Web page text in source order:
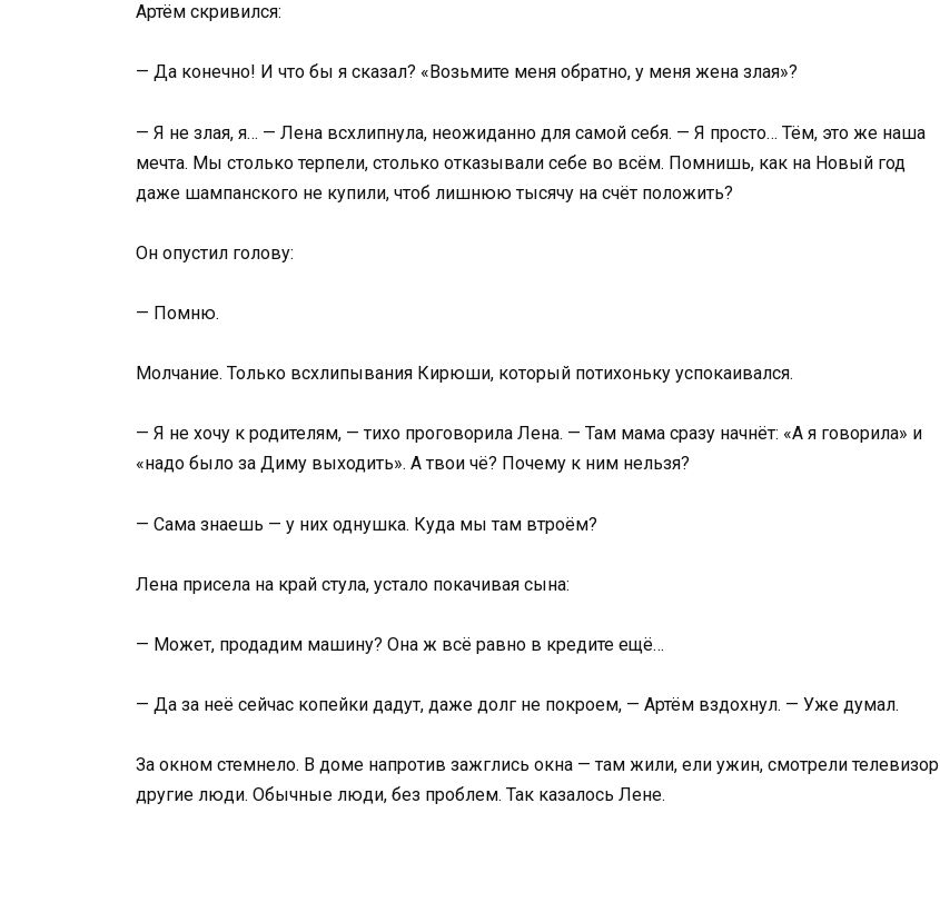
Артём скривился:
— Да конечно! И что бы я сказал? «Возьмите меня обратно, у меня жена злая»?
— Я не злая, я… — Лена всхлипнула, неожиданно для самой себя. — Я просто… Тём, это же наша
мечта. Мы столько терпели, столько отказывали себе во всём. Помнишь, как на Новый год
даже шампанского не купили, чтоб лишнюю тысячу на счёт положить?
Он опустил голову:
— Помню.
Молчание. Только всхлипывания Кирюши, который потихоньку успокаивался.
— Я не хочу к родителям, — тихо проговорила Лена. — Там мама сразу начнёт: «А я говорила» и
«надо было за Диму выходить». А твои чё? Почему к ним нельзя?
— Сама знаешь — у них однушка. Куда мы там втроём?
Лена присела на край стула, устало покачивая сына:
— Может, продадим машину? Она ж всё равно в кредите ещё…
— Да за неё сейчас копейки дадут, даже долг не покроем, — Артём вздохнул. — Уже думал.
За окном стемнело. В доме напротив зажглись окна — там жили, ели ужин, смотрели телевизор
другие люди. Обычные люди, без проблем. Так казалось Лене.